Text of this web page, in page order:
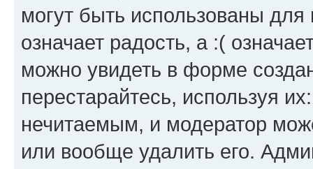
могут быть использованы
означает радость, а :(
можно увидеть в форме
перестарайтесь, используя
нечитаемым, и модератор
или вообще удалить его.